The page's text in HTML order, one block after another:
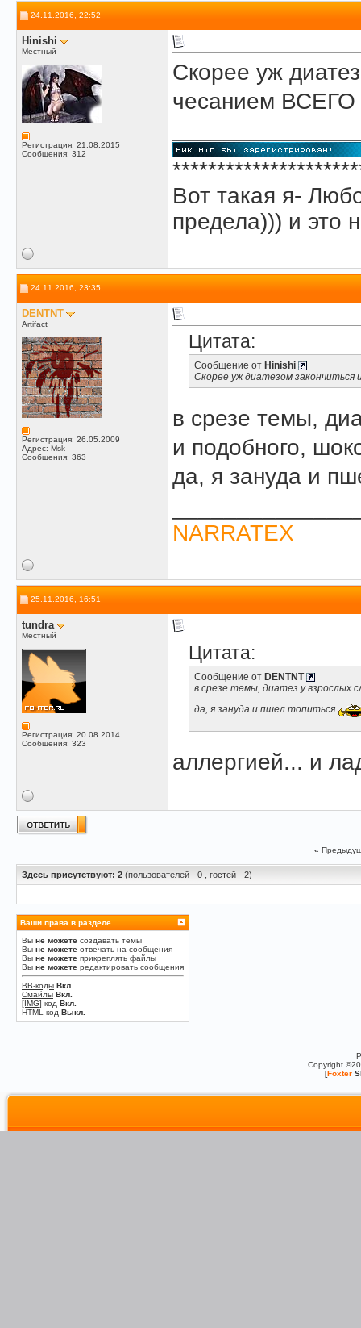
24.11.2016, 22:52
Hinishi
Местный
Регистрация: 21.08.2015
Сообщения: 312
Скорее уж
чесанием ВСЕГО
Вот такая я-
предела))) и это
24.11.2016, 23:35
DENTNT
Artifact
Регистрация: 26.05.2009
Адрес: Msk
Сообщения: 363
Цитата:
Сообщение от Hinishi
Скорее уж диатезом
в срезе темы,
и подобного,
да, я зануда и
NARRATEX
25.11.2016, 16:51
tundra
Местный
Регистрация: 20.08.2014
Сообщения: 323
Цитата:
Сообщение от DENTNT
в срезе темы, диатез у взрослых
да, я зануда и пшел топиться
аллергией... и
«
Здесь присутствуют: 2 (пользователей - 0 , гостей - 2)
Ваши права в разделе
Вы не можете создавать темы
Вы не можете отвечать на сообщения
Вы не можете прикреплять файлы
Вы не можете редактировать сообщения
BB-коды Вкл.
Смайлы Вкл.
[IMG] код Вкл.
HTML код Выкл.
Copyright
[Foxter